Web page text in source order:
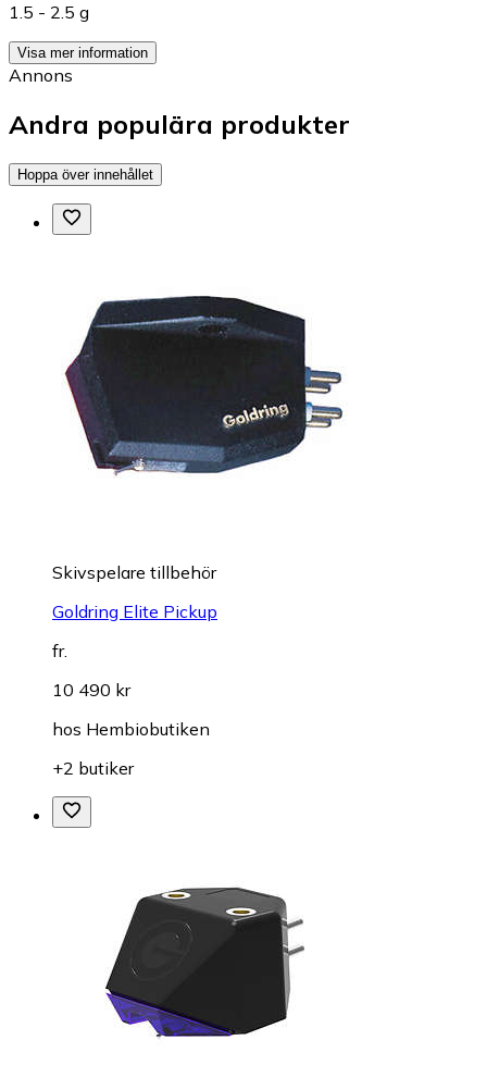
1.5 - 2.5 g
Visa mer information
Annons
Andra populära produkter
Hoppa över innehållet
Skivspelare tillbehör
Goldring Elite Pickup
fr.
10 490 kr
hos Hembiobutiken
+2 butiker